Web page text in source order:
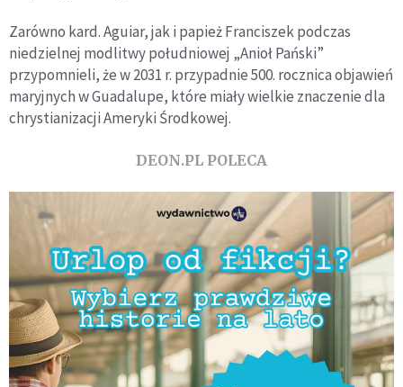
Zarówno kard. Aguiar, jak i papież Franciszek podczas
niedzielnej modlitwy południowej „Anioł Pański”
przypomnieli, że w 2031 r. przypadnie 500. rocznica objawień
maryjnych w Guadalupe, które miały wielkie znaczenie dla
chrystianizacji Ameryki Środkowej.
DEON.PL POLECA